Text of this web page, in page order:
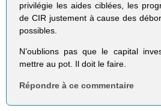
privilégie les aides ciblées, les
de CIR justement à cause des
possibles.
N’oublions pas que le capital
mettre au pot. Il doit le faire.
Répondre à ce commentaire